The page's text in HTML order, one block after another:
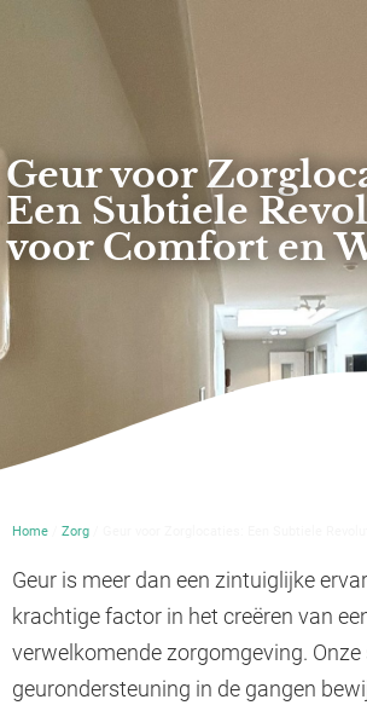
Geur voor
Een Subtiele
voor Comfort en
Home Zorg
Geur is meer dan een zintuiglijke
krachtige factor in het creëren van
verwelkomende zorgomgeving. Onze
geurondersteuning in de gangen